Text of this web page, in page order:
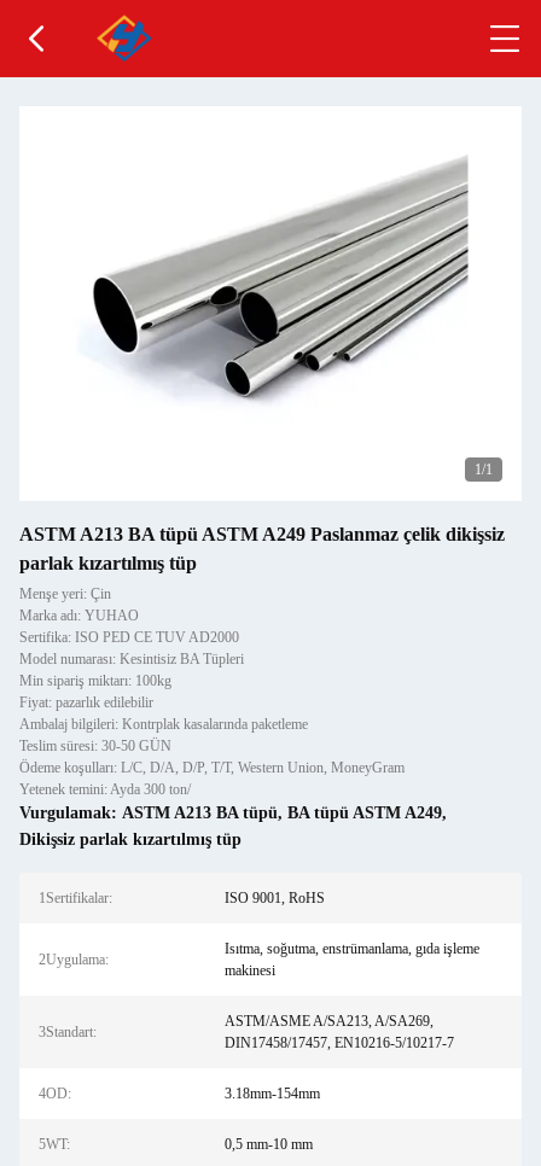
1/1
ASTM A213 BA tüpü ASTM A249 Paslanmaz çelik dikişsiz
parlak kızartılmış tüp
Menşe yeri: Çin
Marka adı: YUHAO
Sertifika: ISO PED CE TUV AD2000
Model numarası: Kesintisiz BA Tüpleri
Min sipariş miktarı: 100kg
Fiyat: pazarlık edilebilir
Ambalaj bilgileri: Kontrplak kasalarında paketleme
Teslim süresi: 30-50 GÜN
Ödeme koşulları: L/C, D/A, D/P, T/T, Western Union, MoneyGram
Yetenek temini: Ayda 300 ton/
Vurgulamak: ASTM A213 BA tüpü, BA tüpü ASTM A249,
Dikişsiz parlak kızartılmış tüp
1Sertifikalar: ISO 9001, RoHS
2Uygulama:
Isıtma, soğutma, enstrümanlama, gıda işleme
makinesi
3Standart:
ASTM/ASME A/SA213, A/SA269,
DIN17458/17457, EN10216-5/10217-7
4OD: 3.18mm-154mm
5WT: 0,5 mm-10 mm